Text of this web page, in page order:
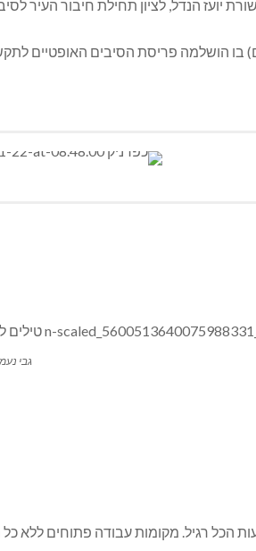
הנדל, לציון תחילת חיבור העיר
בו הושלמה פריסת הסיבים האופטיים